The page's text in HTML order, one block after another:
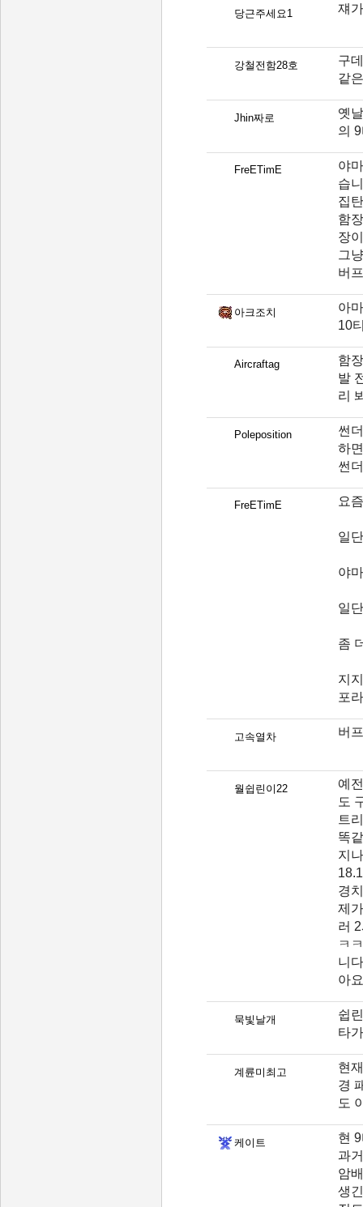
당근주세요1 쟤
강철전함28호
구
같
Jhin짜로
옛
의
FreETimE
야
습
집
함
장
그
버
아크조치
아
10
Aircraftag
함
발
리
Poleposition
썬
하
썬
FreETimE 요
일
야
일
좀
지
포
고속열차 버
월쉽린이22
예
도
트
똑
지
경
제
러
ㅋ
니
아
묵빛날개
쉽
타
계륜미최고
현
경
도
케이트
현
과
암
생